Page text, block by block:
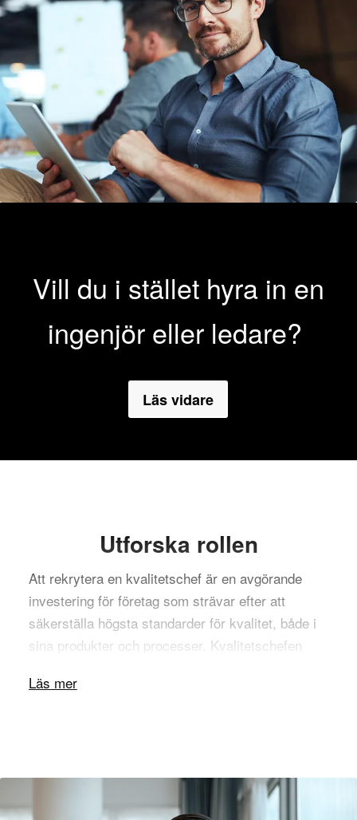
Vill du i stället hyra in en
ingenjör eller ledare?
Läs vidare
Utforska rollen
Att rekrytera en kvalitetschef är en avgörande
investering för företag som strävar efter att
säkerställa högsta standarder för kvalitet, både i
sina produkter och processer. Kvalitetschefen
kvalitetskontroller, säkerställa att företagets
rekrytering av en kvalitetschef hjälper företag att
upprätthålla en stark kvalitetskultur och möta
Läs mer